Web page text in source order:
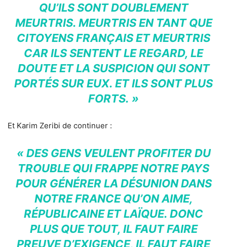
QU’ILS SONT DOUBLEMENT
MEURTRIS. MEURTRIS EN TANT QUE
CITOYENS FRANÇAIS ET MEURTRIS
CAR ILS SENTENT LE REGARD, LE
DOUTE ET LA SUSPICION QUI SONT
PORTÉS SUR EUX. ET ILS SONT PLUS
FORTS. »
Et Karim Zeribi de continuer :
« DES GENS VEULENT PROFITER DU
TROUBLE QUI FRAPPE NOTRE PAYS
POUR GÉNÉRER LA DÉSUNION DANS
NOTRE FRANCE QU’ON AIME,
RÉPUBLICAINE ET LAÏQUE. DONC
PLUS QUE TOUT, IL FAUT FAIRE
PREUVE D’EXIGENCE, IL FAUT FAIRE